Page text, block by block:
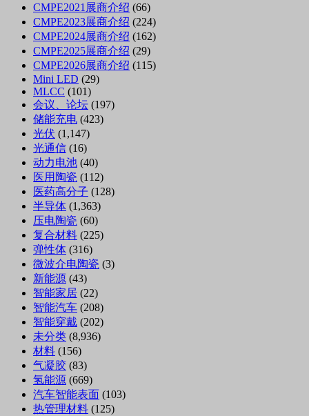
CMPE2021展商介绍 (66)
CMPE2023展商介绍 (224)
CMPE2024展商介绍 (162)
CMPE2025展商介绍 (29)
CMPE2026展商介绍 (115)
Mini LED (29)
MLCC (101)
会议、论坛 (197)
储能充电 (423)
光伏 (1,147)
光通信 (16)
动力电池 (40)
医用陶瓷 (112)
医药高分子 (128)
半导体 (1,363)
压电陶瓷 (60)
复合材料 (225)
弹性体 (316)
微波介电陶瓷 (3)
新能源 (43)
智能家居 (22)
智能汽车 (208)
智能穿戴 (202)
未分类 (8,936)
材料 (156)
气凝胶 (83)
氢能源 (669)
汽车智能表面 (103)
热管理材料 (125)